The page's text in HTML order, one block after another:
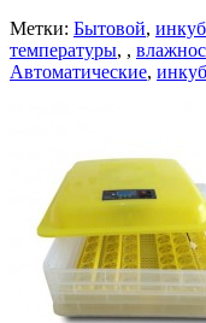
Метки: Бытовой,
температуры, ,
Автоматические,